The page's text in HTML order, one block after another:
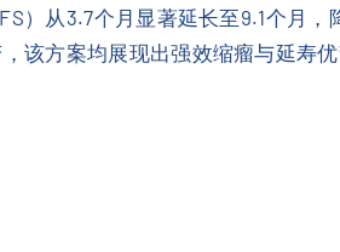
）从3.7个月显著延长至9.1个月，
该方案均展现出强效缩瘤与延寿